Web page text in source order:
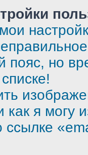
пояс, но
как я могу